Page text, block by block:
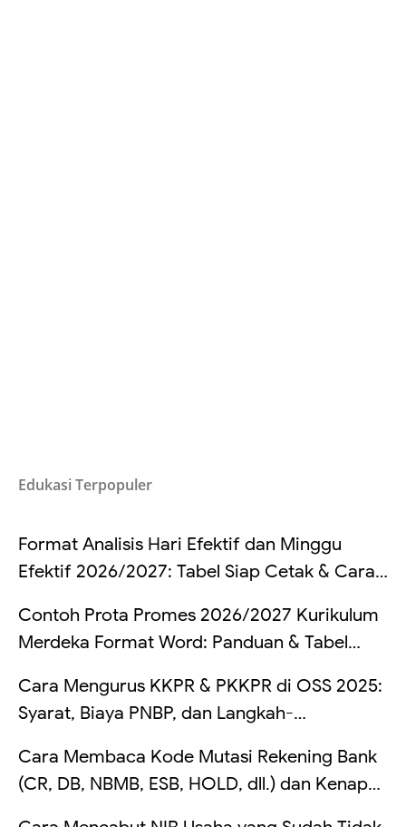
Edukasi Terpopuler
Format Analisis Hari Efektif dan Minggu
Efektif 2026/2027: Tabel Siap Cetak & Cara
Contoh Prota Promes 2026/2027 Kurikulum
Merdeka Format Word: Panduan & Tabel
Cara Mengurus KKPR & PKKPR di OSS 2025:
Syarat, Biaya PNBP, dan Langkah-
Cara Membaca Kode Mutasi Rekening Bank
(CR, DB, NBMB, ESB, HOLD, dll.) dan Kenapa